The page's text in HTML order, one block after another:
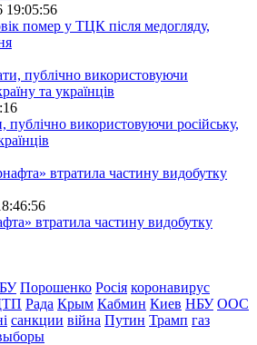
19:05:56
помер у ТЦК після медогляду,
публічно використовуючи російську,
втратила частину видобутку
Порошенко Росія коронавирус
Рада Крым Кабмин Киев НБУ ООС
санкции війна Путин Трамп газ